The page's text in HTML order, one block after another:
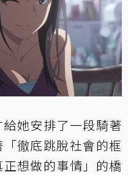
她安排了一段騎著
徹底跳脫社會的框
想做的事情」的橋